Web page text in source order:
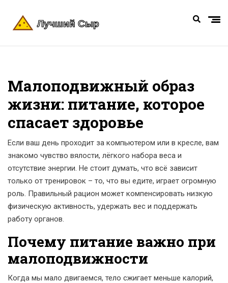
Малоподвижный образ
жизни: питание, которое
спасает здоровье
Если ваш день проходит за компьютером или в кресле, вам
знакомо чувство вялости, лёгкого набора веса и
отсутствие энергии. Не стоит думать, что всё зависит
только от тренировок – то, что вы едите, играет огромную
роль. Правильный рацион может компенсировать низкую
физическую активность, удержать вес и поддержать
работу органов.
Почему питание важно при
малоподвижности
Когда мы мало двигаемся, тело сжигает меньше калорий,